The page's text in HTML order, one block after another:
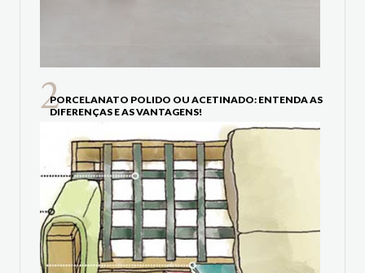
PORCELANATO POLIDO OU ACETINADO: ENTENDA AS
DIFERENÇAS E AS VANTAGENS!